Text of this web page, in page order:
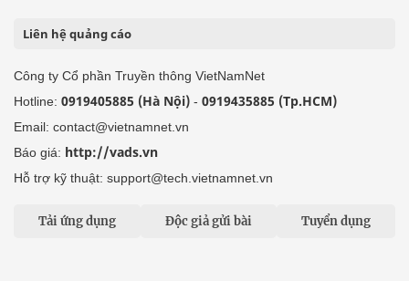
Liên hệ quảng cáo
Công ty Cổ phần Truyền thông VietNamNet
Hotline: 0919405885 (Hà Nội) - 0919435885 (Tp.HCM)
Email: contact@vietnamnet.vn
Báo giá: http://vads.vn
Hỗ trợ kỹ thuật: support@tech.vietnamnet.vn
Tải ứng dụng Độc giả gửi bài Tuyển dụng